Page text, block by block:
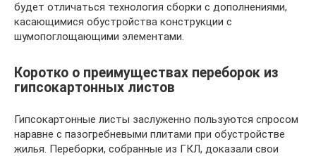
будет отличаться технология сборки с дополнениями,
касающимися обустройства конструкции с
шумопоглощающими элементами.
Коротко о преимуществах переборок из
гипсокартонных листов
Гипсокартонные листы заслуженно пользуются спросом
наравне с пазогребневыми плитами при обустройстве
жилья. Переборки, собранные из ГКЛ, доказали свои